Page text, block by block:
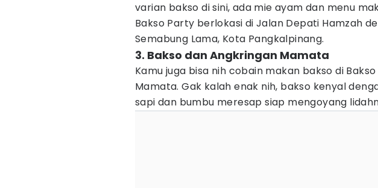
varian bakso di sini, ada mie ayam dan menu
Bakso Party berlokasi di Jalan Depati Hamzah
Semabung Lama, Kota Pangkalpinang.
3. Bakso dan Angkringan Mamata
Kamu juga bisa nih cobain makan bakso di
Mamata. Gak kalah enak nih, bakso kenyal
sapi dan bumbu meresap siap mengoyang